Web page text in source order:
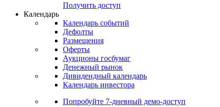
Получить доступ
Календарь
Календарь событий
Дефолты
Размещения
Оферты
Аукционы госбумаг
Денежный рынок
Дивидендный календарь
Календарь инвестора
Попробуйте 7-дневный демо-доступ